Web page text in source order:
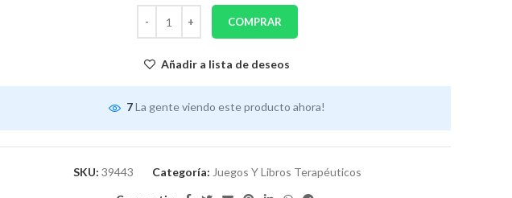
COMPRAR
Añadir a lista de deseos
7La gente viendo este producto ahora!
SKU: 39443 Categoría: Juegos Y Libros Terapéuticos